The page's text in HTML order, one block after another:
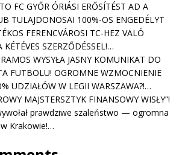
FC GYŐR ÓRIÁSI ERŐSÍTÉST AD A
TULAJDONOSAI 100%-OS ENGEDÉLYT
FERENCVÁROSI TC-HEZ VALÓ
KÉTÉVES SZERZŐDÉSSEL!…
WYSYŁA JASNY KOMUNIKAT DO
FUTBOLU! OGROMNE WZMOCNIENIE
UDZIAŁÓW W LEGII WARSZAWA?!…
MAJSTERSZTYK FINANSOWY WISŁY”!
prawdziwe szaleństwo — ogromna
Krakowie!…